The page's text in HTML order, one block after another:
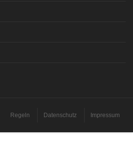
Regeln Datenschutz Impressum